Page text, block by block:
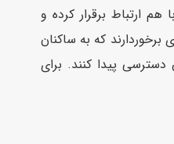
ارتباط برقرار کرده و
که به ساکنان
دسترسی پیدا کنند. برای